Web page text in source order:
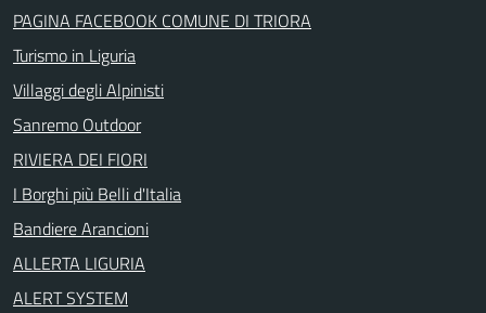
PAGINA FACEBOOK COMUNE DI TRIORA
Turismo in Liguria
Villaggi degli Alpinisti
Sanremo Outdoor
RIVIERA DEI FIORI
I Borghi più Belli d'Italia
Bandiere Arancioni
ALLERTA LIGURIA
ALERT SYSTEM